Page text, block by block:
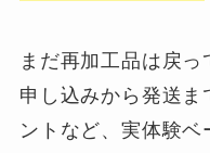
まだ再加工品は戻っ
申し込みから発送ま
ントなど、実体験ベ